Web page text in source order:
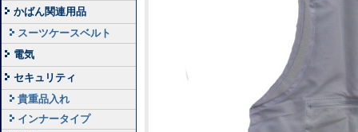
かばん関連用品
スーツケースベルト
電気
セキュリティ
貴重品入れ
インナータイプ